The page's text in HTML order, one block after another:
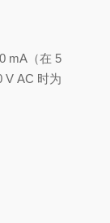
mA（在 5
V AC 时为